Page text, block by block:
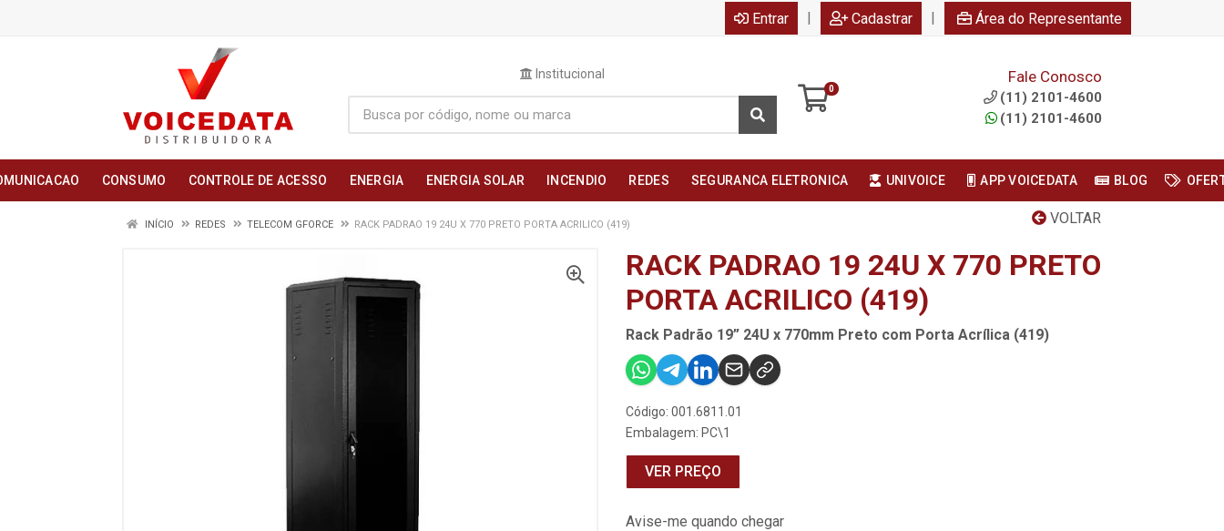
Entrar | Cadastrar | Área do Representante
Institucional
0
Fale Conosco
(11) 2101-4600
(11) 2101-4600
CONSUMO CONTROLE DE ACESSO ENERGIA ENERGIA SOLAR INCENDIO REDES SEGURANCA ELETRONICA UNIVOICE APP VOICEDATA BLOG
VOLTAR
INÍCIO REDES TELECOM GFORCE RACK PADRAO 19 24U X 770 PRETO PORTA ACRILICO (419)
RACK PADRAO 19 24U X 770 PRETO
PORTA ACRILICO (419)
Rack Padrão 19” 24U x 770mm Preto com Porta Acrílica (419)
Código: 001.6811.01
Embalagem: PC\1
VER PREÇO
Avise-me quando chegar